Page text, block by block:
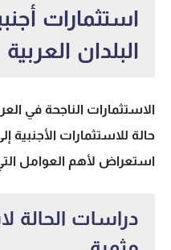
استثمارات
البلدان العربية
الاستثمارات الناجحة في
حالة للاستثمارات الأجنبية
استعراض لأهم العوامل
دراسات الحالة